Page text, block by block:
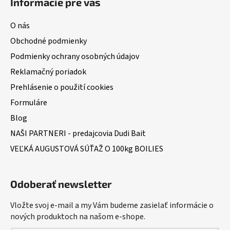
O nás
Obchodné podmienky
Podmienky ochrany osobných údajov
Reklamačný poriadok
Prehlásenie o použití cookies
Formuláre
Blog
NAŠI PARTNERI - predajcovia Dudi Bait
VEĽKÁ AUGUSTOVÁ SÚŤAŽ O 100kg BOILIES
Odoberať newsletter
Vložte svoj e-mail a my Vám budeme zasielať informácie o
nových produktoch na našom e-shope.